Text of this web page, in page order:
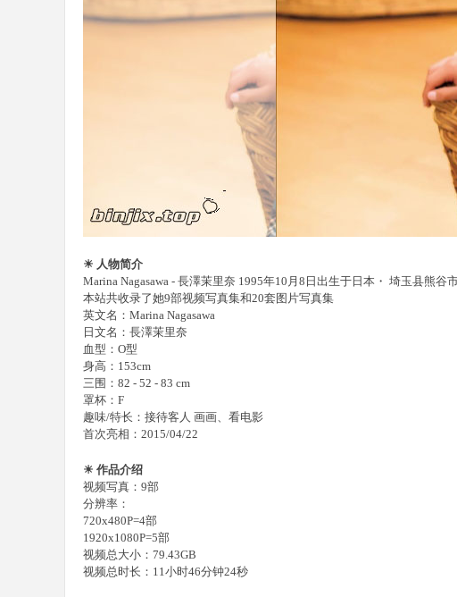
☀ 人物简介
Marina Nagasawa - 長澤茉里奈 1995年10月8日出生于日本・ 埼玉县熊谷
本站共收录了她9部视频写真集和20套图片写真集
英文名：Marina Nagasawa
日文名：長澤茉里奈
血型：O型
身高：153cm
三围：82 - 52 - 83 cm
罩杯：F
趣味/特长：接待客人 画画、看电影
首次亮相：2015/04/22
☀ 作品介绍
视频写真：9部
分辨率：
720x480P=4部
1920x1080P=5部
视频总大小：79.43GB
视频总时长：11小时46分钟24秒